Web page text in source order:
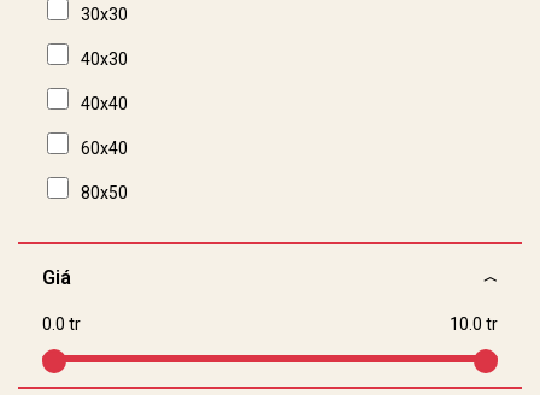
30x30
40x30
40x40
60x40
80x50
Giá
0.0 tr 10.0 tr